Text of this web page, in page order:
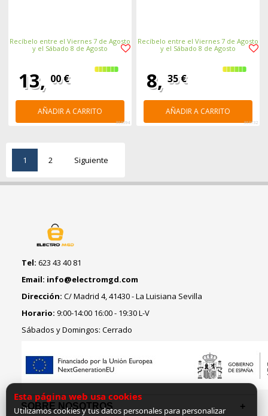
Recíbelo entre el Viernes 7 de Agosto
y el Sábado 8 de Agosto
13, 00 €
AÑADIR A CARRITO
363694
Recíbelo entre el Viernes 7 de Agosto
y el Sábado 8 de Agosto
8, 35 €
AÑADIR A CARRITO
363732
1 2 Siguiente
Tel: 623 43 40 81
Email: info@electromgd.com
Dirección: C/ Madrid 4, 41430 - La Luisiana Sevilla
Horario: 9:00-14:00 16:00 - 19:30 L-V
Sábados y Domingos: Cerrado
SOBRE NOSOTROS
Esta página web usa cookies
Utilizamos cookies y tus datos personales para personalizar